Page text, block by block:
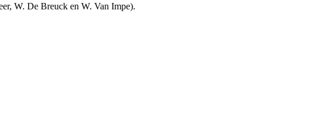
W. De Breuck en W. Van Impe).